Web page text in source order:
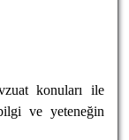
konuları ile
ve yeteneğin